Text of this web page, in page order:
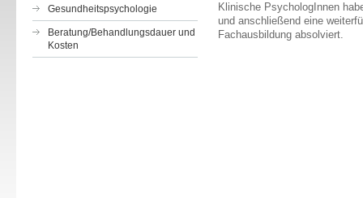
Gesundheitspsychologie
Beratung/Behandlungsdauer und
Kosten
Klinische PsychologInnen
und anschließend eine
Fachausbildung absolviert.